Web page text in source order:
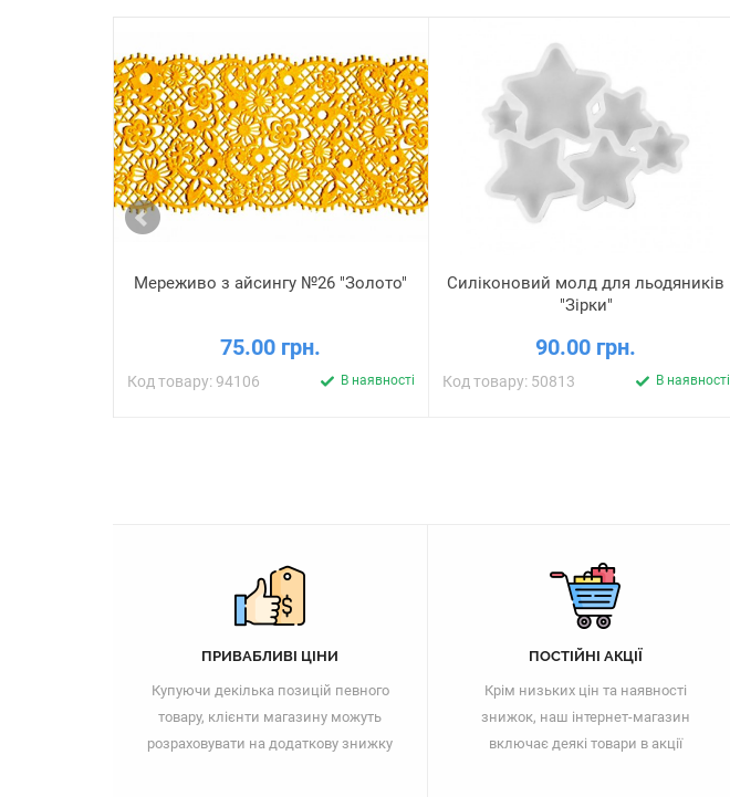
Мереживо з айсингу №26 "Золото"
75.00 грн.
Код товару: 94106 В наявності
Силіконовий молд для льодяників
"Зірки"
90.00 грн.
Код товару: 50813 В наявності
ПРИВАБЛИВІ ЦІНИ
Купуючи декілька позицій певного
товару, клієнти магазину можуть
розраховувати на додаткову знижку
ПОСТІЙНІ АКЦІЇ
Крім низьких цін та наявності
знижок, наш інтернет-магазин
включає деякі товари в акції